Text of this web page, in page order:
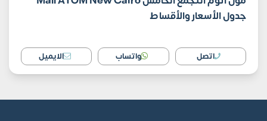
جدول الأسعار والأقساط
اتصل واتساب الايميل